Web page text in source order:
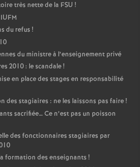
très nette de la FSU !
du refus !
du ministre à l’enseignement privé
2010 : le scandale!
en place des stages en responsabilité
des stagiaires : ne les laissons pas faire!
sacrifiée… Ce n’est pas un poisson
des fonctionnaires stagiaires par
formation des enseignants !